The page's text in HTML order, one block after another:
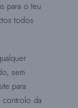
para o teu
todos
sem
para
controlo da